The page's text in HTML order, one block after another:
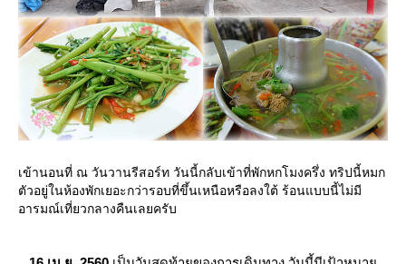
เข้านอนที่ ณ วันวานรีสอร์ท วันนี้กลับเข้าที่พักหกโมงครึ่ง ทริปนี้หมก
ตัวอยู่ในห้องพักเยอะกว่ารอบที่ขึ้นเหนือหรือลงใต้ ร้อนแบบนี้ไม่มี
อารมณ์เที่ยวกลางคืนเลยครับ